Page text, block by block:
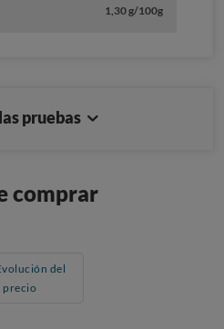
1,30 g/100g
pruebas
comprar
del
precio